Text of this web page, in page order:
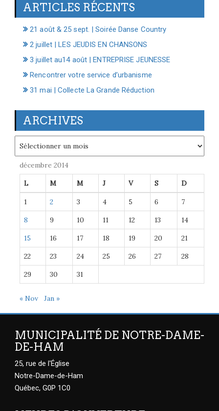
ARTICLES RÉCENTS
21 août & 25 sept. | Soirée Danse Country
2 juillet | LES JEUDIS EN CHANSONS
3 juillet au14 août | ENTREPRISE JEUNESSE
Rencontrer votre service d’urbanisme
31 mai | Collecte La Grande Réduction
ARCHIVES
décembre 2014
L M M J V S D
1 2 3 4 5 6 7
8 9 10 11 12 13 14
15 16 17 18 19 20 21
22 23 24 25 26 27 28
29 30 31
« Nov Jan »
MUNICIPALITÉ DE NOTRE-DAME-
DE-HAM
25, rue de l'Église
Notre-Dame-de-Ham
Québec, G0P 1C0